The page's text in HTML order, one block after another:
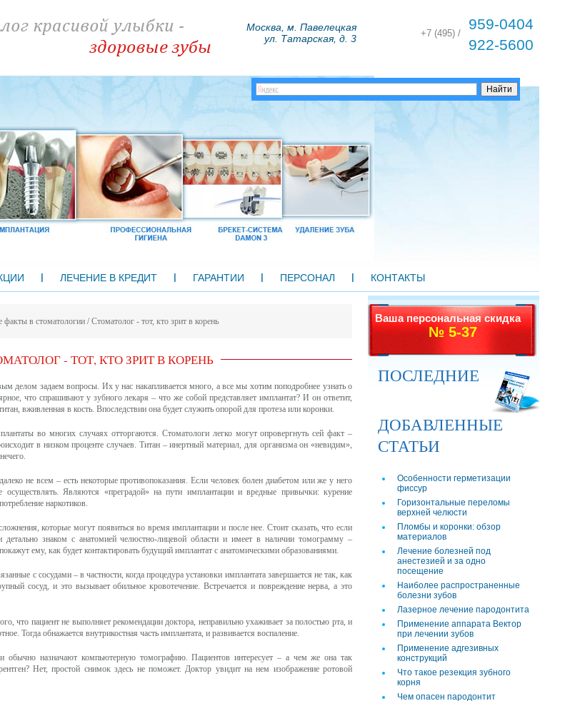
+7 (495) /
959-0404
922-5600
Москва, м. Павелецкая
ул. Татарская, д. 3
ЛЕЧЕНИЕ В КРЕДИТ ГАРАНТИИ ПЕРСОНАЛ КОНТАКТЫ
Ваша персональная скидка
№ 5-37
ПОСЛЕДНИЕ
ДОБАВЛЕННЫЕ
СТАТЬИ
Особенности герметизации
фиссур
Горизонтальные переломы
верхней челюсти
Пломбы и коронки: обзор
материалов
Лечение болезней под
анестезией и за одно
посещение
Наиболее распространенные
болезни зубов
Лазерное лечение пародонтита
Применение аппарата Вектор
при лечении зубов
Применение адгезивных
конструкций
Что такое резекция зубного
корня
Чем опасен пародонтит
факты в стоматологии /Стоматолог - тот, кто зрит в корень
- ТОТ, КТО ЗРИТ В КОРЕНЬ
делом задаем вопросы. Их у нас накапливается много, а все мы хотим поподробнее узнать о
что спрашивают у зубного лекаря – что же собой представляет имплантат? И он ответит,
вживленная в кость. Впоследствии она будет служить опорой для протеза или коронки.
во многих случаях отторгаются. Стоматологи легко могут опровергнуть сей факт –
в низком проценте случаев. Титан – инертный материал, для организма он «невидим»,
не всем – есть некоторые противопоказания. Если человек болен диабетом или же у него
Являются «преградой» на пути имплантации и вредные привычки: курение
наркотиков.
которые могут появиться во время имплантации и после нее. Стоит сказать, что если
детально знаком с анатомией челюстно-лицевой области и имеет в наличии томограмму –
ему, как будет контактировать будущий имплантат с анатомическими образованиями.
с сосудами – в частности, когда процедура установки имплантата завершается не так, как
сосуд, и это вызывает обильное кровотечение. Встречается и повреждение нерва, а это
что пациент не выполняет рекомендации доктора, неправильно ухаживает за полостью рта, и
Тогда обнажается внутрикостная часть имплантата, и развивается воспаление.
обычно назначают компьютерную томографию. Пациентов интересует – а чем же она так
Нет, простой снимок здесь не поможет. Доктор увидит на нем изображение ротовой